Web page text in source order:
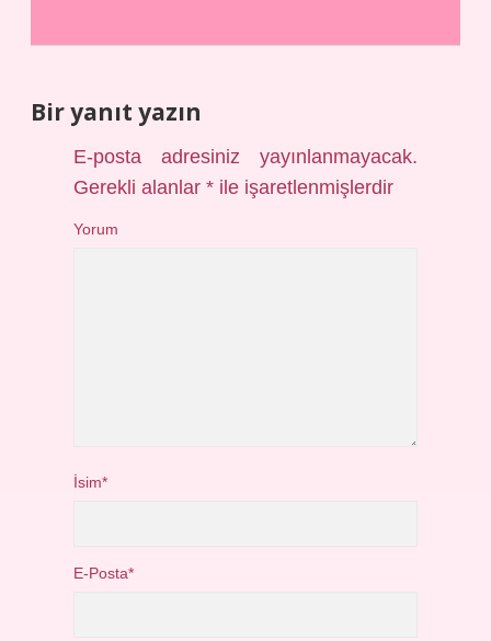
Bir yanıt yazın
E-posta adresiniz yayınlanmayacak.
Gerekli alanlar* ile işaretlenmişlerdir
Yorum
İsim*
E-Posta*